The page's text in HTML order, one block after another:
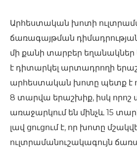
Արհեստական ​​խոտի
ճառագայթման
մի քանի տարբեր
է դիտարկել արտադրողի
արհեստական ​​խոտը պետք է
8 տարվա երաշխիք, իսկ
առաջարկում են մինչև 15
լավ ցուցում է, որ խոտը
ուլտրամանուշակագույն